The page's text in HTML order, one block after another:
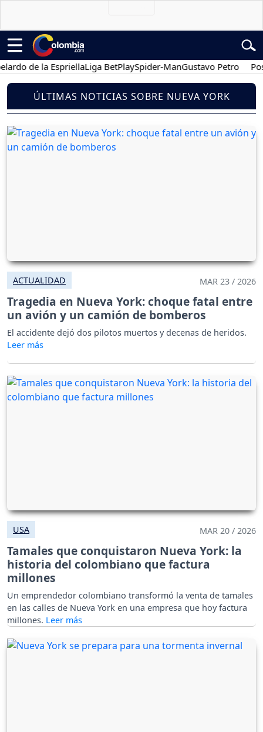
de la EspriellaLiga BetPlaySpider-ManGustavo Petro
ÚLTIMAS NOTICIAS SOBRE NUEVA YORK
ACTUALIDAD MAR 23 / 2026
Tragedia en Nueva York: choque fatal entre
un avión y un camión de bomberos
El accidente dejó dos pilotos muertos y decenas de heridos.
USA MAR 20 / 2026
Tamales que conquistaron Nueva York: la
historia del colombiano que factura
millones
Un emprendedor colombiano transformó la venta de tamales
en las calles de Nueva York en una empresa que hoy factura
millones.